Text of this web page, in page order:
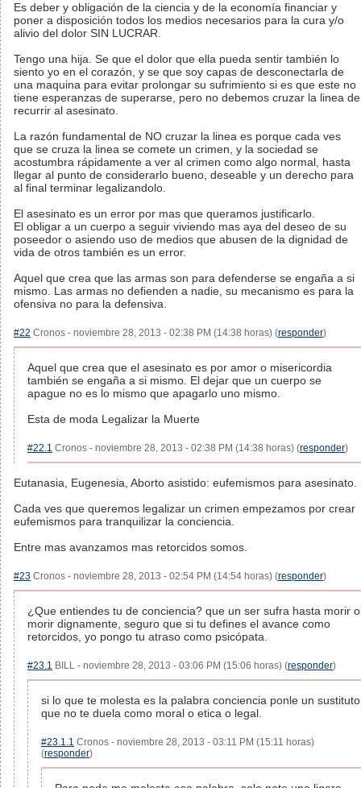
Es deber y obligación de la ciencia y de la economía financiar y
poner a disposición todos los medios necesarios para la cura y/o
alivio del dolor SIN LUCRAR.
Tengo una hija. Se que el dolor que ella pueda sentir también lo
siento yo en el corazón, y se que soy capas de desconectarla de
una maquina para evitar prolongar su sufrimiento si es que este no
tiene esperanzas de superarse, pero no debemos cruzar la linea de
recurrir al asesinato.
La razón fundamental de NO cruzar la linea es porque cada ves
que se cruza la linea se comete un crimen, y la sociedad se
acostumbra rápidamente a ver al crimen como algo normal, hasta
llegar al punto de considerarlo bueno, deseable y un derecho para
al final terminar legalizandolo.
El asesinato es un error por mas que queramos justificarlo.
El obligar a un cuerpo a seguir viviendo mas aya del deseo de su
poseedor o asiendo uso de medios que abusen de la dignidad de
vida de otros también es un error.
Aquel que crea que las armas son para defenderse se engaña a si
mismo. Las armas no defienden a nadie, su mecanismo es para la
ofensiva no para la defensiva.
#22 Cronos - noviembre 28, 2013 - 02:38 PM (14:38 horas) (responder)
Aquel que crea que el asesinato es por amor o misericordia
también se engaña a si mismo. El dejar que un cuerpo se
apague no es lo mismo que apagarlo uno mismo.
Esta de moda Legalizar la Muerte
#22.1 Cronos - noviembre 28, 2013 - 02:38 PM (14:38 horas) (responder)
Eutanasia, Eugenesia, Aborto asistido: eufemismos para asesinato.
Cada ves que queremos legalizar un crimen empezamos por crear
eufemismos para tranquilizar la conciencia.
Entre mas avanzamos mas retorcidos somos.
#23 Cronos - noviembre 28, 2013 - 02:54 PM (14:54 horas) (responder)
¿Que entiendes tu de conciencia? que un ser sufra hasta morir o
morir dignamente, seguro que si tu defines el avance como
retorcidos, yo pongo tu atraso como psicópata.
#23.1 BILL - noviembre 28, 2013 - 03:06 PM (15:06 horas) (responder)
si lo que te molesta es la palabra conciencia ponle un sustituto
que no te duela como moral o etica o legal.
#23.1.1 Cronos - noviembre 28, 2013 - 03:11 PM (15:11 horas)
(responder)